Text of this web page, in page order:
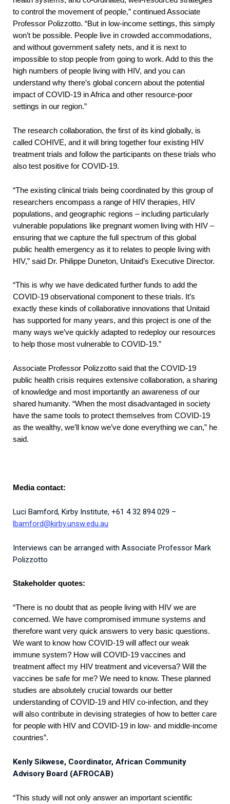
to control the movement of people,” continued Associate
Professor Polizzotto. “But in low-income settings, this simply
won’t be possible. People live in crowded accommodations,
and without government safety nets, and it is next to
impossible to stop people from going to work. Add to this the
high numbers of people living with HIV, and you can
understand why there’s global concern about the potential
impact of COVID-19 in Africa and other resource-poor
settings in our region.”
The research collaboration, the first of its kind globally, is
called COHIVE, and it will bring together four existing HIV
treatment trials and follow the participants on these trials who
also test positive for COVID-19.
“The existing clinical trials being coordinated by this group of
researchers encompass a range of HIV therapies, HIV
populations, and geographic regions – including particularly
vulnerable populations like pregnant women living with HIV –
ensuring that we capture the full spectrum of this global
public health emergency as it to relates to people living with
HIV,” said Dr. Philippe Duneton, Unitaid’s Executive Director.
“This is why we have dedicated further funds to add the
COVID-19 observational component to these trials. It’s
exactly these kinds of collaborative innovations that Unitaid
has supported for many years, and this project is one of the
many ways we’ve quickly adapted to redeploy our resources
to help those most vulnerable to COVID-19.”
Associate Professor Polizzotto said that the COVID-19
public health crisis requires extensive collaboration, a sharing
of knowledge and most importantly an awareness of our
shared humanity. “When the most disadvantaged in society
have the same tools to protect themselves from COVID-19
as the wealthy, we’ll know we’ve done everything we can,” he
said.
Media contact:
Luci Bamford, Kirby Institute, +61 4 32 894 029 –
lbamford@kirby.unsw.edu.au
Interviews can be arranged with Associate Professor Mark
Polizzotto
Stakeholder quotes:
“There is no doubt that as people living with HIV we are
concerned. We have compromised immune systems and
therefore want very quick answers to very basic questions.
We want to know how COVID-19 will affect our weak
immune system? How will COVID-19 vaccines and
treatment affect my HIV treatment and viceversa? Will the
vaccines be safe for me? We need to know. These planned
studies are absolutely crucial towards our better
understanding of COVID-19 and HIV co-infection, and they
will also contribute in devising strategies of how to better care
for people with HIV and COVID-19 in low- and middle-income
countries”.
Kenly Sikwese, Coordinator, African Community
Advisory Board (AFROCAB)
“This study will not only answer an important scientific